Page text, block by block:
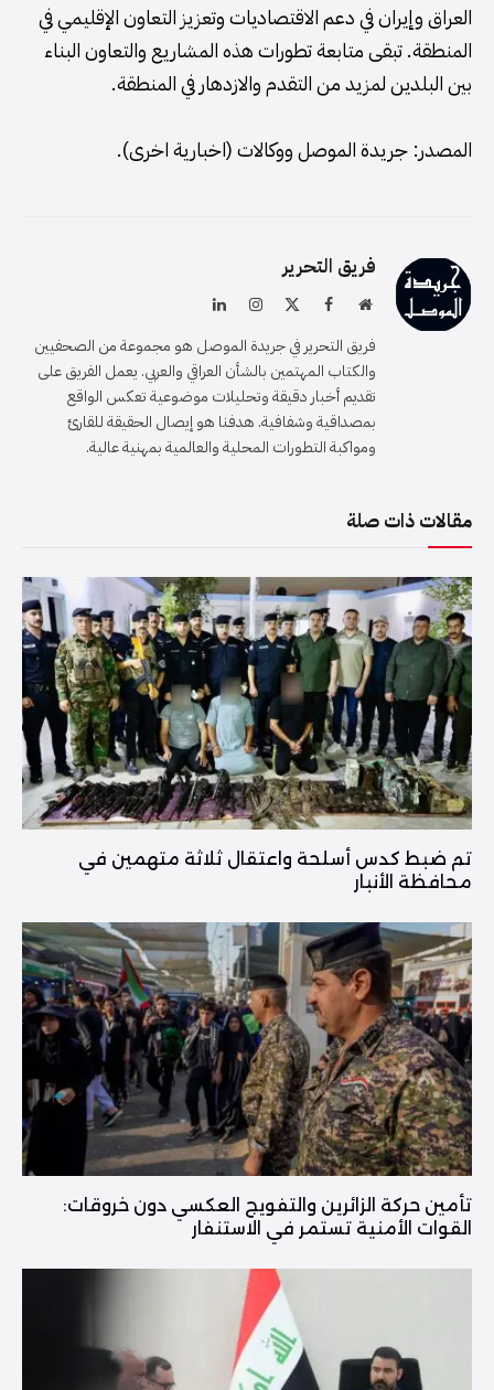
العراق وإيران في دعم الاقتصاديات وتعزيز التعاون الإقليمي في
المنطقة. تبقى متابعة تطورات هذه المشاريع والتعاون البناء
بين البلدين لمزيد من التقدم والازدهار في المنطقة.
المصدر: جريدة الموصل ووكالات (اخبارية اخرى).
فريق التحرير
موقعفيسبوك الانستغرام
لينكدإن
فريق التحرير في جريدة الموصل هو مجموعة من الصحفيين
والكتاب المهتمين بالشأن العراقي والعربي. يعمل الفريق على
تقديم أخبار دقيقة وتحليلات موضوعية تعكس الواقع
بمصداقية وشفافية. هدفنا هو إيصال الحقيقة للقارئ
ومواكبة التطورات المحلية والعالمية بمهنية عالية.
مقالات ذات صلة
تم ضبط كدس أسلحة واعتقال ثلاثة متهمين في
محافظة الأنبار
تأمين حركة الزائرين والتفويج العكسي دون خروقات:
القوات الأمنية تستمر في الاستنفار